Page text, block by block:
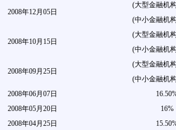
2008年12月05日
(大型金融机
(中小金融机
2008年10月15日
(大型金融机
(中小金融机
2008年09月25日
(大型金融机
(中小金融机
2008年06月07日
2008年05月20日
16%
2008年04月25日